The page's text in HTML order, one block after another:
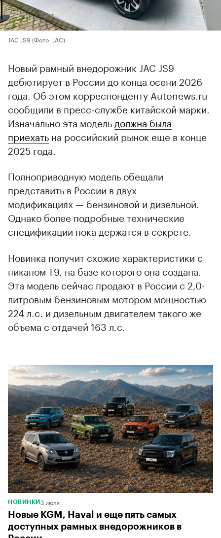
JAC JS9 (Фото: JAC)
Новый рамный внедорожник JAC JS9
дебютирует в России до конца осени 2026
года. Об этом корреспонденту Autonews.ru
сообщили в пресс-службе китайской марки.
Изначально эта модель должна была
приехать на российский рынок еще в конце
2025 года.
Полноприводную модель обещали
представить в России в двух
модификациях — бензиновой и дизельной.
Однако более подробные технические
спецификации пока держатся в секрете.
Новинка получит схожие характеристики с
пикапом T9, на базе которого она создана.
Эта модель сейчас продают в России с 2,0-
литровым бензиновым мотором мощностью
224 л.с. и дизельным двигателем такого же
объема с отдачей 163 л.с.
НОВИНКИ 3 июля
Новые KGM, Haval и еще пять самых
доступных рамных внедорожников в